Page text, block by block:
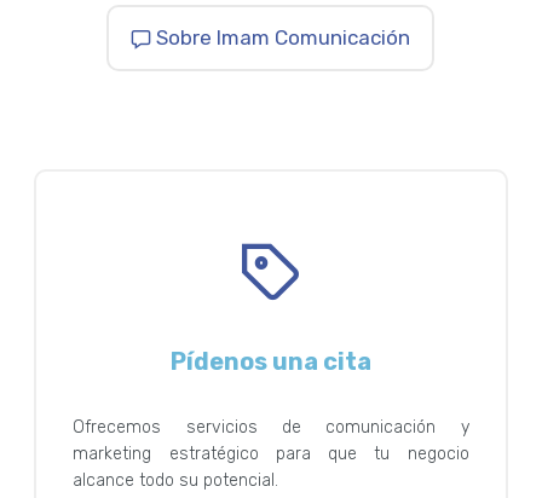
Sobre Imam Comunicación
Pídenos una cita
Ofrecemos servicios de comunicación y
marketing estratégico para que tu negocio
alcance todo su potencial.